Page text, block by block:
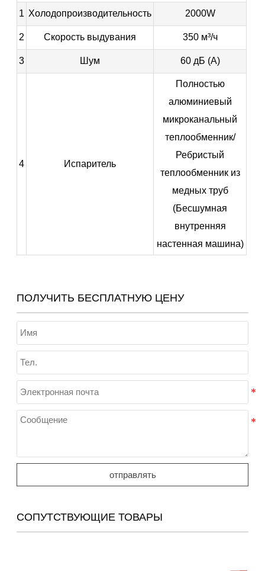
1 Холодопроизводительность 2000W
2 Скорость выдувания 350 м³/ч
3 Шум 60 дБ (А)
4 Испаритель
Полностью
алюминиевый
микроканальный
теплообменник/
Ребристый
теплообменник из
медных труб
(Бесшумная
внутренняя
настенная машина)
ПОЛУЧИТЬ БЕСПЛАТНУЮ ЦЕНУ
отправлять
СОПУТСТВУЮЩИЕ ТОВАРЫ